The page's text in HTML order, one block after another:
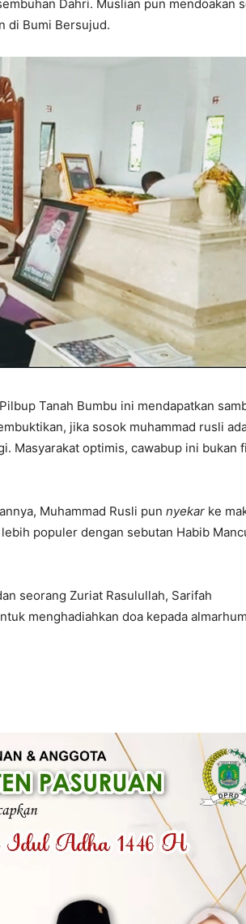
Dahri. Muslian pun mendoakan
di Bumi Bersujud.
Tanah Bumbu ini mendapatkan
jika sosok muhammad rusli
Masyarakat optimis, cawabup ini bukan
Muhammad Rusli pun nyekar ke
populer dengan sebutan Habib
seorang Zuriat Rasulullah, Sarifah
menghadiahkan doa kepada